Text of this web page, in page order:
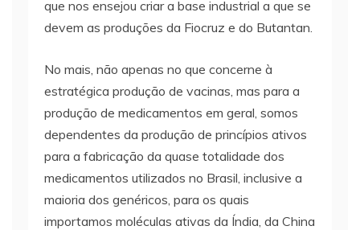
que nos ensejou criar a base industrial a que se
devem as produções da Fiocruz e do Butantan.
No mais, não apenas no que concerne à
estratégica produção de vacinas, mas para a
produção de medicamentos em geral, somos
dependentes da produção de princípios ativos
para a fabricação da quase totalidade dos
medicamentos utilizados no Brasil, inclusive a
maioria dos genéricos, para os quais
importamos moléculas ativas da Índia, da China